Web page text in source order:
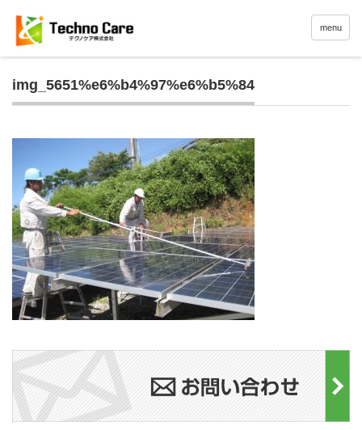
menu
img_5651%e6%b4%97%e6%b5%84